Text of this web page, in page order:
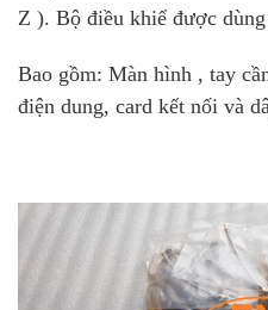
Z ). Bộ điều khiể được
Bao gồm: Màn hình , tay
điện dung, card kết nối và